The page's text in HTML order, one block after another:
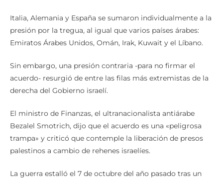
Italia, Alemania y España se sumaron individualmente a la
presión por la tregua, al igual que varios países árabes:
Emiratos Árabes Unidos, Omán, Irak, Kuwait y el Líbano.
Sin embargo, una presión contraria -para no firmar el
acuerdo- resurgió de entre las filas más extremistas de la
derecha del Gobierno israelí.
El ministro de Finanzas, el ultranacionalista antiárabe
Bezalel Smotrich, dijo que el acuerdo es una «peligrosa
trampa» y criticó que contemple la liberación de presos
palestinos a cambio de rehenes israelíes.
La guerra estalló el 7 de octubre del año pasado tras un